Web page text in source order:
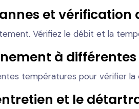
et
Vérifiez le débit et la
à
températures pour vérifier
et le